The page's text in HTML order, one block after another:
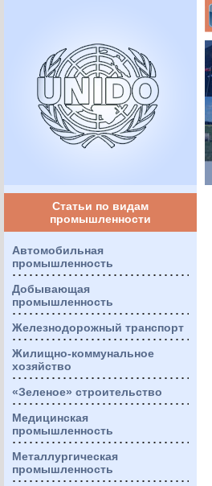
Статьи по видам
промышленности
Автомобильная
промышленность
Добывающая
промышленность
Железнодорожный транспорт
Жилищно-коммунальное
хозяйство
«Зеленое» строительство
Медицинская
промышленность
Металлургическая
промышленность